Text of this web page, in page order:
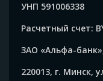
УНП 591006338
Расчетный счет:
ЗАО «Альфа-
220013, г. Минск,